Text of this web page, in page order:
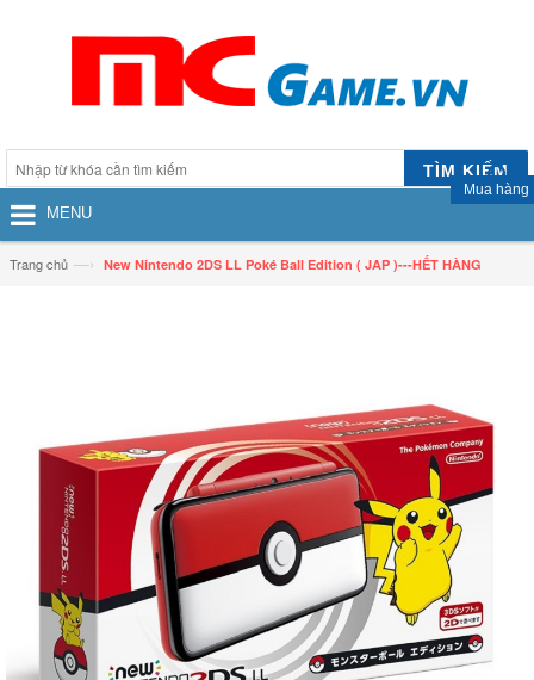
TÌM KIẾM
Mua hàng
MENU
Trang chủ —› New Nintendo 2DS LL Poké Ball Edition ( JAP )---HẾT HÀNG